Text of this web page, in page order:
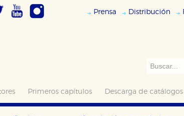
Prensa Distribución
Primeros capítulos Descarga de catálogos